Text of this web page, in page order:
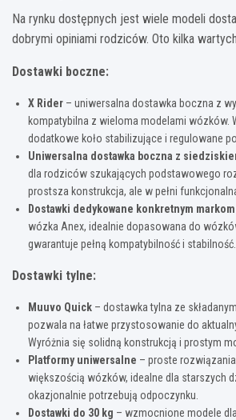
Na rynku dostępnych jest wiele modeli
dobrymi opiniami rodziców. Oto kilka
Dostawki boczne:
X Rider – uniwersalna dostawka boczna z
kompatybilna z wieloma modelami wózków.
dodatkowe koło stabilizujące i regulowane
Uniwersalna dostawka boczna z
dla rodziców szukających podstawowego
prostsza konstrukcja, ale w pełni
Dostawki dedykowane konkretnym markom
wózka Anex, idealnie dopasowana do
gwarantuje pełną kompatybilność i stabilność.
Dostawki tylne:
Muuvo Quick – dostawka tylna ze
pozwala na łatwe przystosowanie do
Wyróżnia się solidną konstrukcją i prostym
Platformy uniwersalne – proste
większością wózków, idealne dla starszych
okazjonalnie potrzebują odpoczynku.
Dostawki do 30 kg – wzmocnione modele